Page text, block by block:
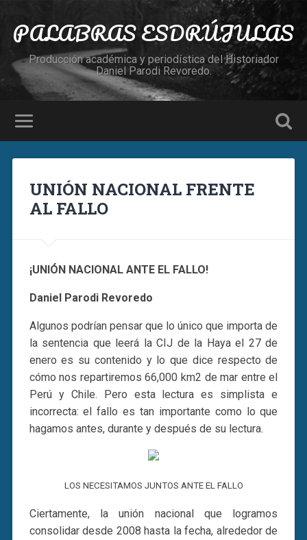
PALABRAS ESDRÚJULAS
Producción académica y periodística del Historiador
Daniel Parodi Revoredo.
UNIÓN NACIONAL FRENTE
AL FALLO
¡UNIÓN NACIONAL ANTE EL FALLO!
Daniel Parodi Revoredo
Algunos podrían pensar que lo único que importa de
la sentencia que leerá la CIJ de la Haya el 27 de
enero es su contenido y lo que dice respecto de
cómo nos repartiremos 66,000 km2 de mar entre el
Perú y Chile. Pero esta lectura es simplista e
incorrecta: el fallo es tan importante como lo que
hagamos antes, durante y después de su lectura.
LOS NECESITAMOS JUNTOS ANTE EL FALLO
Ciertamente, la unión nacional que logramos
consolidar desde 2008 hasta la fecha, alrededor de